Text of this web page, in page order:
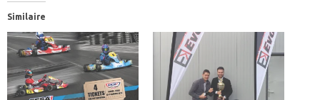
Similaire